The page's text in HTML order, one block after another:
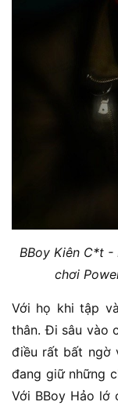
BBoy Kiên C*t -
chơi
Với họ khi tập
thân. Đi sâu vào
điều rất bất ngờ
đang giữ những
Với BBoy Hảo lớ